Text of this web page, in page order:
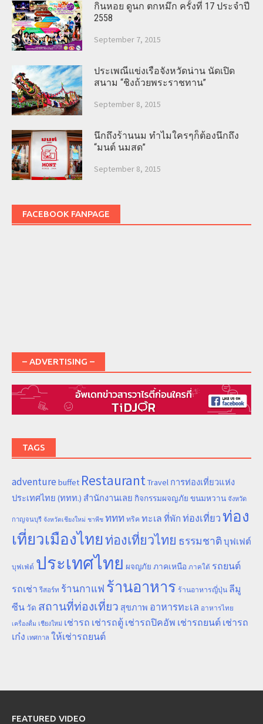
กินหอย ดูนก ตกหมึก ครั้งที่ 17 ประจำปี
2558
September 7, 2015
ประเพณีแข่งเรือจังหวัดน่าน นัดเปิด
สนาม “ชิงถ้วยพระราชทาน”
September 8, 2015
นึกถึงร้านนม ทำไมใครๆก็ต้องนึกถึง
“มนต์ นมสด”
September 8, 2015
FACEBOOK FANPAGE
– ADVERTISING –
TAGS
adventure buffet RestaurantTravel การท่องเที่ยวแห่ง
ประเทศไทย (ททท.) สำนักงานเลย กิจกรรมผจญภัย ขนมหวาน จังหวัด
กาญจนบุรี จังหวัดเชียงใหม่ ชาพีช ททท ทริค ทะเล ที่พัก ท่องเที่ยวท่อง
เที่ยวเมืองไทยท่องเที่ยวไทย ธรรมชาติ บุฟเฟต์
บุฟเฟ่ต์ ประเทศไทย ผจญภัย ภาคเหนือ ภาคใต้ รถยนต์
รถเช่า รีสอร์ท ร้านกาแฟ ร้านอาหาร ร้านอาหารญี่ปุ่น ลีมู
ซีน วัด สถานที่ท่องเที่ยว สุขภาพ อาหารทะเล อาหารไทย
เครื่องดื่ม เชียงใหม่ เช่ารถ เช่ารถตู้ เช่ารถปิคอัพ เช่ารถยนต์ เช่ารถ
เก๋ง เทศกาล ให้เช่ารถยนต์
FEATURED VIDEO